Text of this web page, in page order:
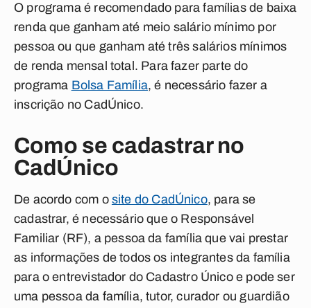
O programa é recomendado para famílias de baixa
renda que ganham até meio salário mínimo por
pessoa ou que ganham até três salários mínimos
de renda mensal total. Para fazer parte do
programa Bolsa Família, é necessário fazer a
inscrição no CadÚnico.
Como se cadastrar no
CadÚnico
De acordo com o site do CadÚnico, para se
cadastrar, é necessário que o Responsável
Familiar (RF), a pessoa da família que vai prestar
as informações de todos os integrantes da família
para o entrevistador do Cadastro Único e pode ser
uma pessoa da família, tutor, curador ou guardião